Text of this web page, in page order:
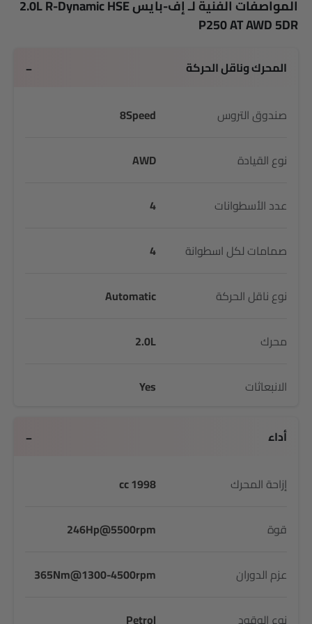
المواصفات الفنية لـ إف-بايس 2.0L R-Dynamic HSE
P250 AT AWD 5DR
المحرك وناقل الحركة
صندوق التروس 8Speed
نوع القيادة AWD
عدد الأسطوانات 4
صمامات لكل اسطوانة 4
نوع ناقل الحركة Automatic
محرك 2.0L
الانبعاثات Yes
أداء
إزاحة المحرك 1998 cc
قوة 246Hp@5500rpm
عزم الدوران 365Nm@1300-4500rpm
نوع الوقود Petrol